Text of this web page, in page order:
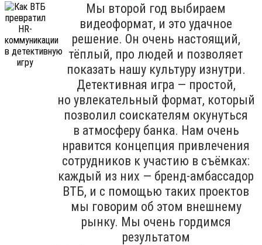
Мы второй год выбираем
видеоформат, и это удачное
решение. Он очень настоящий,
тёплый, про людей и позволяет
показать нашу культуру изнутри.
Детективная игра — простой,
но увлекательный формат, который
позволил соискателям окунуться
в атмосферу банка. Нам очень
нравится концепция привлечения
сотрудников к участию в съёмках:
каждый из них — бренд-амбассадор
ВТБ, и с помощью таких проектов
мы говорим об этом внешнему
рынку. Мы очень гордимся
результатом